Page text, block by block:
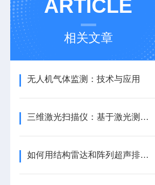
ARTICLE
相关文章
无人机气体监测：技术与应用
三维激光扫描仪：基于激光测距的精准三维重建技术揭秘
如何用结构雷达和阵列超声排查新建隧道渗水点？